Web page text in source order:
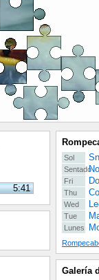
5:41
Sol
Sentado
Fri
Thu
Wed
Tue
Lunes
Galería